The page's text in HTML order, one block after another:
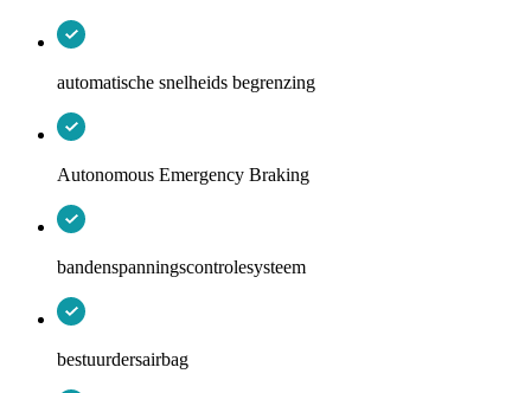
automatische snelheids begrenzing
Autonomous Emergency Braking
bandenspanningscontrolesysteem
bestuurdersairbag